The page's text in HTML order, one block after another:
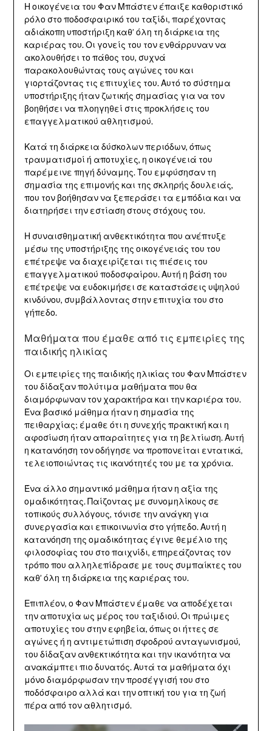
Η οικογένεια του Φαν Μπάστεν έπαιξε καθοριστικό
ρόλο στο ποδοσφαιρικό του ταξίδι, παρέχοντας
αδιάκοπη υποστήριξη καθ’ όλη τη διάρκεια της
καριέρας του. Οι γονείς του τον ενθάρρυναν να
ακολουθήσει το πάθος του, συχνά
παρακολουθώντας τους αγώνες του και
γιορτάζοντας τις επιτυχίες του. Αυτό το σύστημα
υποστήριξης ήταν ζωτικής σημασίας για να τον
βοηθήσει να πλοηγηθεί στις προκλήσεις του
επαγγελματικού αθλητισμού.
Κατά τη διάρκεια δύσκολων περιόδων, όπως
τραυματισμοί ή αποτυχίες, η οικογένειά του
παρέμεινε πηγή δύναμης. Του εμφύσησαν τη
σημασία της επιμονής και της σκληρής δουλειάς,
που τον βοήθησαν να ξεπεράσει τα εμπόδια και να
διατηρήσει την εστίαση στους στόχους του.
Η συναισθηματική ανθεκτικότητα που ανέπτυξε
μέσω της υποστήριξης της οικογένειάς του του
επέτρεψε να διαχειρίζεται τις πιέσεις του
επαγγελματικού ποδοσφαίρου. Αυτή η βάση του
επέτρεψε να ευδοκιμήσει σε καταστάσεις υψηλού
κινδύνου, συμβάλλοντας στην επιτυχία του στο
γήπεδο.
Μαθήματα που έμαθε από τις εμπειρίες της
παιδικής ηλικίας
Οι εμπειρίες της παιδικής ηλικίας του Φαν Μπάστεν
του δίδαξαν πολύτιμα μαθήματα που θα
διαμόρφωναν τον χαρακτήρα και την καριέρα του.
Ένα βασικό μάθημα ήταν η σημασία της
πειθαρχίας; έμαθε ότι η συνεχής πρακτική και η
αφοσίωση ήταν απαραίτητες για τη βελτίωση. Αυτή
η κατανόηση τον οδήγησε να προπονείται εντατικά,
τελειοποιώντας τις ικανότητές του με τα χρόνια.
Ένα άλλο σημαντικό μάθημα ήταν η αξία της
ομαδικότητας. Παίζοντας με συνομηλίκους σε
τοπικούς συλλόγους, τόνισε την ανάγκη για
συνεργασία και επικοινωνία στο γήπεδο. Αυτή η
κατανόηση της ομαδικότητας έγινε θεμέλιο της
φιλοσοφίας του στο παιχνίδι, επηρεάζοντας τον
τρόπο που αλληλεπίδρασε με τους συμπαίκτες του
καθ’ όλη τη διάρκεια της καριέρας του.
Επιπλέον, ο Φαν Μπάστεν έμαθε να αποδέχεται
την αποτυχία ως μέρος του ταξιδιού. Οι πρώιμες
αποτυχίες του στην εφηβεία, όπως οι ήττες σε
αγώνες ή η αντιμετώπιση σφοδρού ανταγωνισμού,
του δίδαξαν ανθεκτικότητα και την ικανότητα να
ανακάμπτει πιο δυνατός. Αυτά τα μαθήματα όχι
μόνο διαμόρφωσαν την προσέγγισή του στο
ποδόσφαιρο αλλά και την οπτική του για τη ζωή
πέρα από τον αθλητισμό.